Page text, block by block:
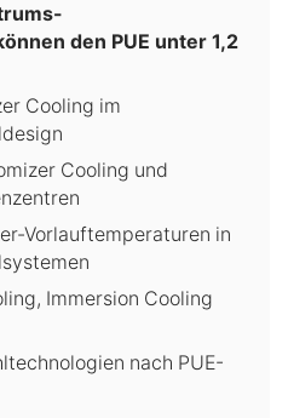
den PUE unter 1,2
Cooling im
Cooling und
Vorlauftemperaturen in
Immersion Cooling
nach PUE-